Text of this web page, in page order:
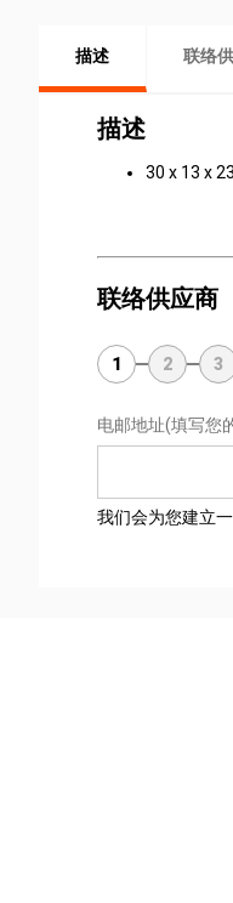
描述 联络
描述
30 x 13 x 23
联络供应商
1 2 3
电邮地址(填写您
我们会为您建立